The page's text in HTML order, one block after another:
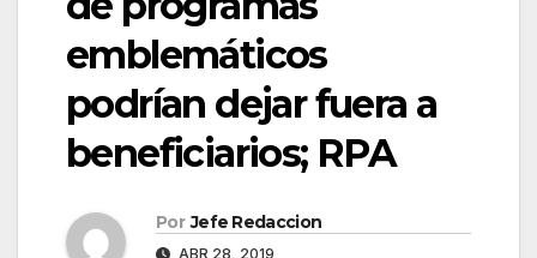
emblemáticos
podrían dejar fuera a
beneficiarios; RPA
Por Jefe Redaccion
ABR 28, 2019